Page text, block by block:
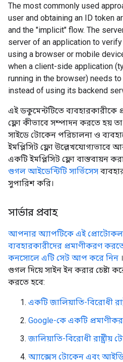
The most commonly used
user and obtaining an ID token
and the "implicit" flow. The
server of an application to
using a browser or mobile
when a client-side application
running in the browser) needs
instead of using its backend
এই ডকুমেন্টটিতে ব্যবহারকারীকে
ফ্লো কীভাবে সম্পাদন করতে হয় তা
সাইডে টোকেন পরিচালনা ও
ইমপ্লিসিট ফ্লো
একটি ইমপ্লিসিট ফ্লো বাস্তবায়ন
গুগল আইডেন্টিটি সার্ভিসেস
সুপারিশ করি।
সার্ভার প্রবাহ
আপনার অ্যাপটিকে এই
ব্যবহারকারীদের প্রমাণীকরণ
কনসোলে এটি সেট আপ করে নিন
গুগল দিয়ে সাইন ইন করার চেষ্টা
করতে হবে:
একটি জালিয়াতি-বিরোধী
Google-কে একটি
জালিয়াতি-বিরোধী
অ্যাক্সেস টোকেন এবং